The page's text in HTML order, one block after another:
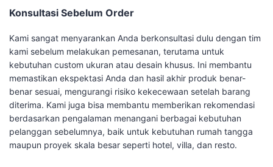
Konsultasi Sebelum Order
Kami sangat menyarankan Anda berkonsultasi dulu dengan tim
kami sebelum melakukan pemesanan, terutama untuk
kebutuhan custom ukuran atau desain khusus. Ini membantu
memastikan ekspektasi Anda dan hasil akhir produk benar-
benar sesuai, mengurangi risiko kekecewaan setelah barang
diterima. Kami juga bisa membantu memberikan rekomendasi
berdasarkan pengalaman menangani berbagai kebutuhan
pelanggan sebelumnya, baik untuk kebutuhan rumah tangga
maupun proyek skala besar seperti hotel, villa, dan resto.